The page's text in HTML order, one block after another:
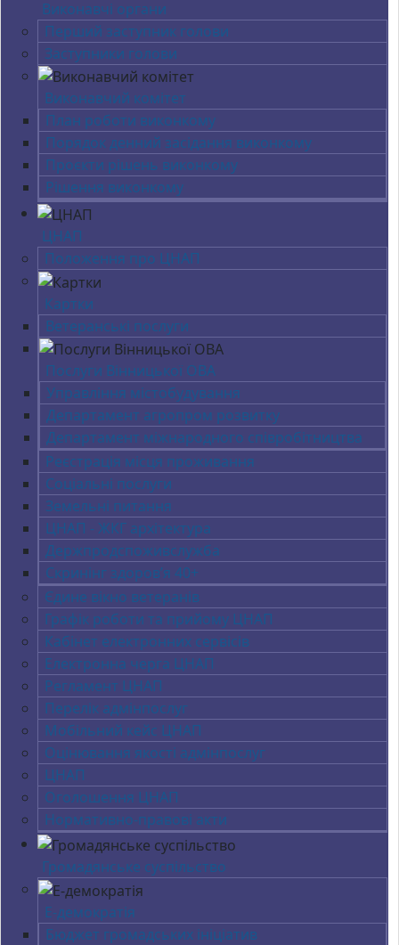
Виконавчі органи
Перший заступник голови
Заступники голови
Виконавчий комітет
План роботи виконкому
Порядок денний засідання виконкому
Проєкти рішень виконкому
Рішення виконкому
ЦНАП
Положення про ЦНАП
Картки
Ветеранські послуги
Послуги Вінницької ОВА
Управління містобудування
Департамент агропром розвитку
Департамент міжнародного співробітництва
Реєстрація місця проживання
Соціальні послуги
Земельні питання
ЦНАП - ЖКГ архітектура
Держпродспоживслужба
Скринінг здоров’я 40+
Єдине вікно ветеранів
Графік роботи та прийому ЦНАП
Кабінет електронних сервісів
Електронна черга ЦНАП
Регламент ЦНАП
Перелік адмінпослуг
Мобільний кейс ЦНАП
Оцінювання якості адмінпослуг
ЦНАП
Оголошення ЦНАП
Нормативно-правові акти
Громадянське суспільство
Е-демократія
Бюджет громадських ініціатив